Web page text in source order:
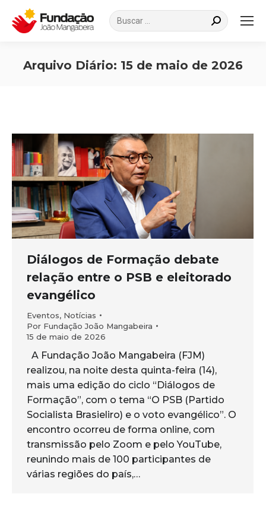
Search:
Arquivo Diário: 15 de maio de 2026
Diálogos de Formação debate
relação entre o PSB e eleitorado
evangélico
Eventos, Notícias
Por Fundação João Mangabeira
15 de maio de 2026
A Fundação João Mangabeira (FJM)
realizou, na noite desta quinta-feira (14),
mais uma edição do ciclo “Diálogos de
Formação”, com o tema “O PSB (Partido
Socialista Brasieliro) e o voto evangélico”. O
encontro ocorreu de forma online, com
transmissão pelo Zoom e pelo YouTube,
reunindo mais de 100 participantes de
várias regiões do país,…